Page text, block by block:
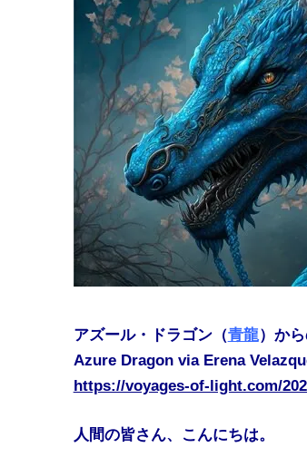
アズール・ドラゴン（青龍）か
Azure Dragon via Erena
https://voyages-of-light.com/
人間の皆さん、こんにちは。